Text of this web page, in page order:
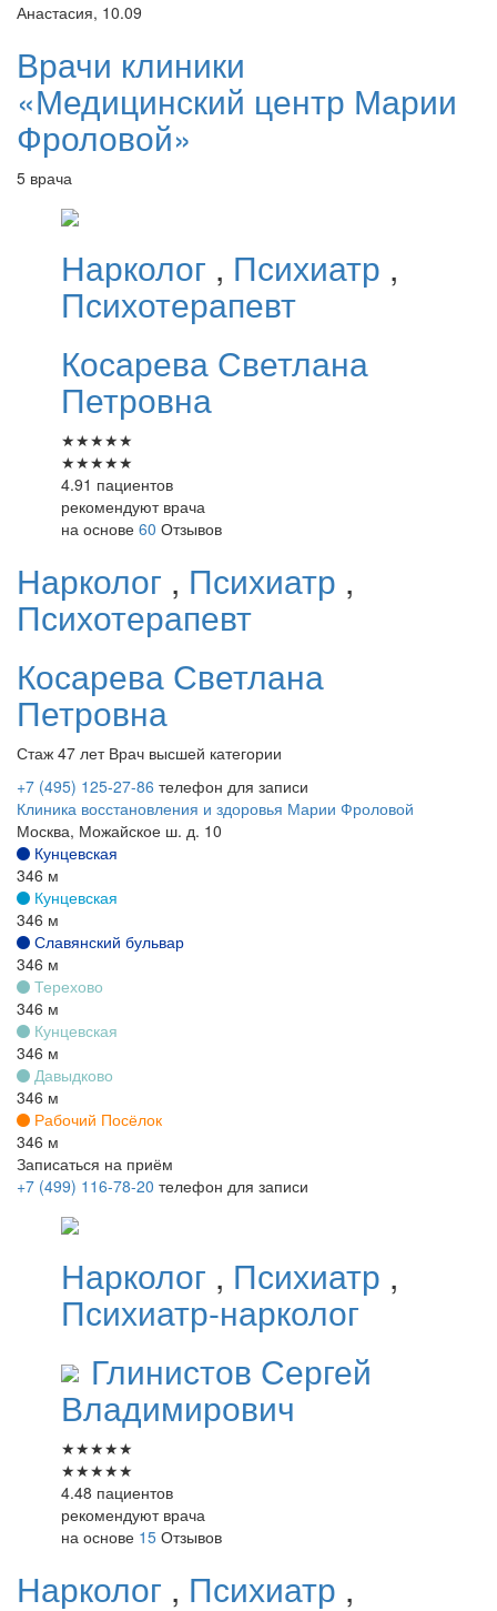
Анастасия, 10.09
Врачи клиники
«Медицинский центр Марии
Фроловой»
5 врача
Нарколог , Психиатр ,
Психотерапевт
Косарева Светлана
Петровна
★★★★★
★★★★★
4.91 пациентов
рекомендуют врача
на основе 60 Отзывов
Нарколог , Психиатр ,
Психотерапевт
Косарева Светлана
Петровна
Стаж 47 лет Врач высшей категории
+7 (495) 125-27-86 телефон для записи
Клиника восстановления и здоровья Марии Фроловой
Москва, Можайское ш. д. 10
Кунцевская
346 м
Кунцевская
346 м
Славянский бульвар
346 м
Терехово
346 м
Кунцевская
346 м
Давыдково
346 м
Рабочий Посёлок
346 м
Записаться на приём
+7 (499) 116-78-20 телефон для записи
Нарколог , Психиатр ,
Психиатр-нарколог
Глинистов Сергей
Владимирович
★★★★★
★★★★★
4.48 пациентов
рекомендуют врача
на основе 15 Отзывов
Нарколог , Психиатр ,